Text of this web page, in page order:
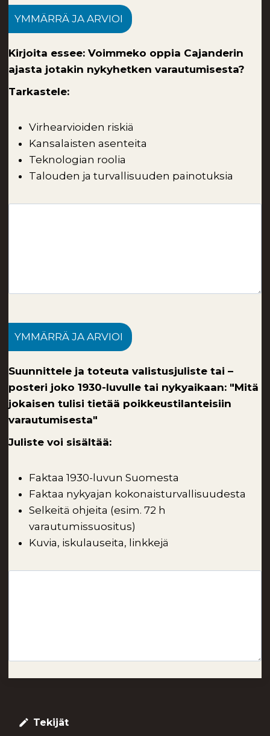
YMMÄRRÄ JA ARVIOI
Kirjoita essee: Voimmeko oppia Cajanderin
ajasta jotakin nykyhetken varautumisesta?
Tarkastele:
Virhearvioiden riskiä
Kansalaisten asenteita
Teknologian roolia
Talouden ja turvallisuuden painotuksia
YMMÄRRÄ JA ARVIOI
Suunnittele ja toteuta valistusjuliste tai –
posteri joko 1930-luvulle tai nykyaikaan: "Mitä
jokaisen tulisi tietää poikkeustilanteisiin
varautumisesta"
Juliste voi sisältää:
Faktaa 1930-luvun Suomesta
Faktaa nykyajan kokonaisturvallisuudesta
Selkeitä ohjeita (esim. 72 h
varautumissuositus)
Kuvia, iskulauseita, linkkejä
create Tekijät